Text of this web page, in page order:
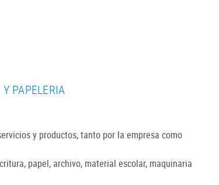
PAPELERIA
y productos, tanto por la empresa como
papel, archivo, material escolar, maquinaria